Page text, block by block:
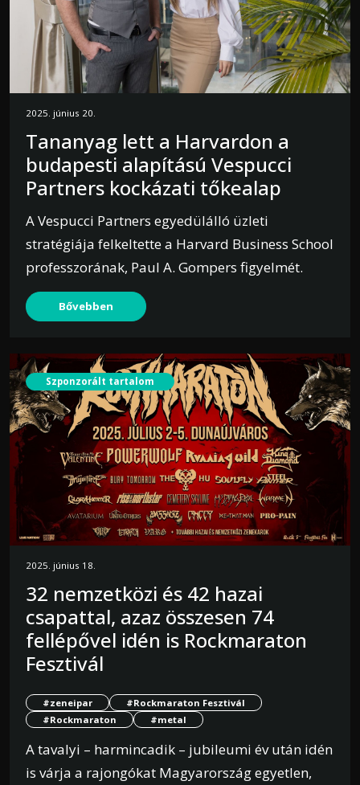
2025. június 20.
Tananyag lett a Harvardon a
budapesti alapítású Vespucci
Partners kockázati tőkealap
A Vespucci Partners egyedülálló üzleti
stratégiája felkeltette a Harvard Business School
professzorának, Paul A. Gompers figyelmét.
Bővebben
Szponzorált tartalom
2025. június 18.
32 nemzetközi és 42 hazai
csapattal, azaz összesen 74
fellépővel idén is Rockmaraton
Fesztivál
#zeneipar
#Rockmaraton Fesztivál
#Rockmaraton
#metal
A tavalyi – harmincadik – jubileumi év után idén
is várja a rajongókat Magyarország egyetlen,